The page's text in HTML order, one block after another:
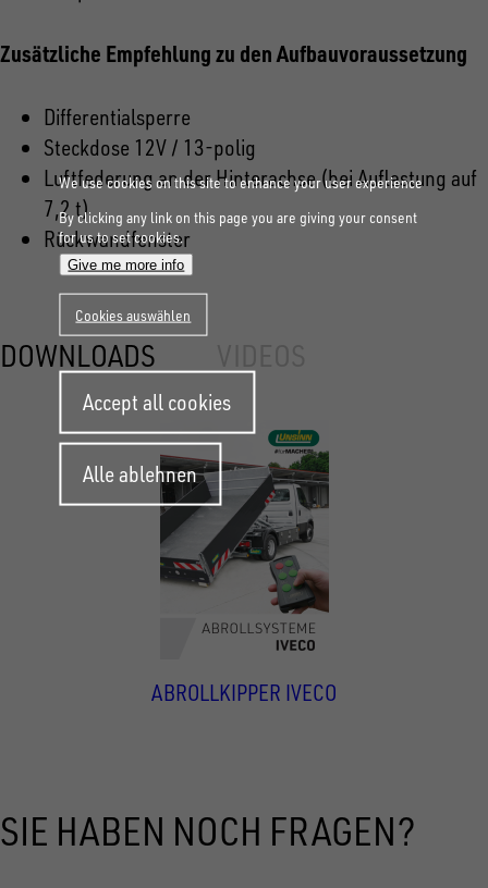
Zusätzliche Empfehlung zu den Aufbauvoraussetzung
Differentialsperre
Steckdose 12V / 13-polig
Luftfederung an der Hinterachse (beiAuflastung auf
7,2 t)
Rückwandfenster
DOWNLOADS
ABROLLKIPPER IVECO
UNSINN Abrollsystem - Abrollkipper
SIE HABEN NOCH FRAGEN?
We use cookies on this site to enhance your user experience
By clicking any link on this page you are giving your consent
for us to set cookies.
Give me more info
Cookies auswählen
Accept all cookies
Alle ablehnen